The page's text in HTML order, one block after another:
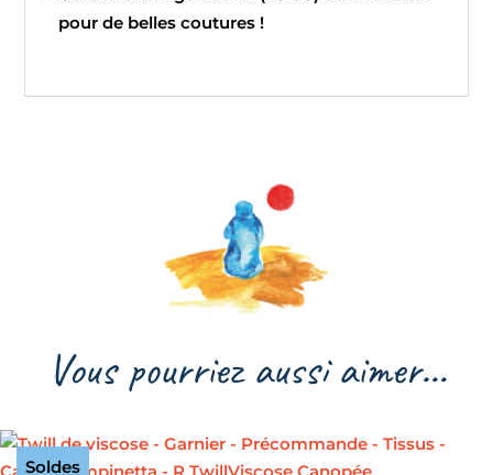
pour de belles coutures !
Vous pourriez aussi aimer…
Soldes